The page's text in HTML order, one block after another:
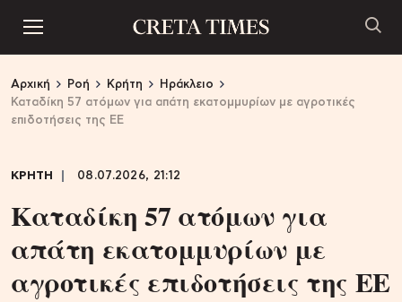
Αρχική Ροή Κρήτη
Ηράκλειο
Καταδίκη 57 ατόμων για απάτη εκατομμυρίων με αγροτικές
επιδοτήσεις της ΕΕ
ΚΡΗΤΗ 08.07.2026, 21:12
Καταδίκη 57 ατόμων για
απάτη εκατομμυρίων με
αγροτικές επιδοτήσεις της ΕΕ